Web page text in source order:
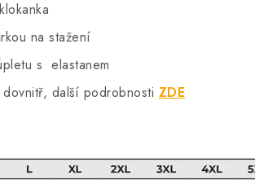
na stažení
s elastanem
další podrobnosti ZDE